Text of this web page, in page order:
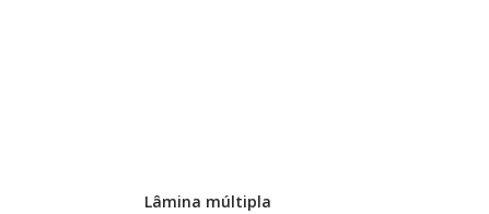
Lâmina múltipla